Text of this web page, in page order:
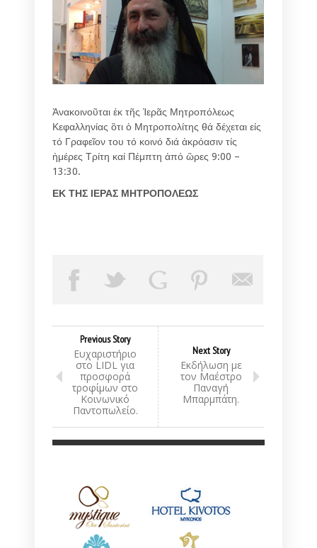
Ἀνακοινοῦται ἐκ τῆς Ἱερᾶς Μητροπόλεως
Κεφαλληνίας ὃτι ὁ Μητροπολίτης θά δέχεται εἰς
τό Γραφεῖον του τό κοινό διά ἀκρόασιν τίς
ἡμέρες Τρίτη καί Πέμπτη ἀπό ὣρες 9:00 –
13:30.
ΕΚ ΤΗΣ ΙΕΡΑΣ ΜΗΤΡΟΠΟΛΕΩΣ
Previous Story
Ευχαριστήριο
στο LIDL για
προσφορά
τροφίμων στο
Κοινωνικό
Παντοπωλείο.
Next Story
Εκδήλωση με
τον Μαέστρο
Παναγή
Μπαρμπάτη.